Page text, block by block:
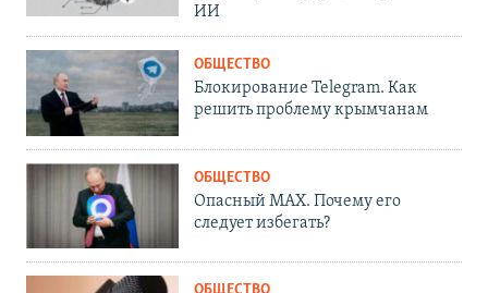
ИИ
ОБЩЕСТВО
Блокирование Telegram. Как
решить проблему крымчанам
ОБЩЕСТВО
Опасный MAX. Почему его
следует избегать?